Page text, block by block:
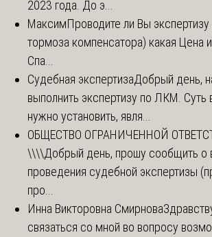
2023 года. До э...
МаксимПроводите ли Вы
тормоза компенсатора) какая Цена
Спа...
Судебная экспертизаДобрый день,
выполнить экспертизу по ЛКМ.
нужно установить, явля...
ОБЩЕСТВО ОГРАНИЧЕННОЙ
\\\\Добрый день, прошу сообщить о
проведения судебной экспертизы
про...
Инна Викторовна Смирнова
связаться со мной во вопросу